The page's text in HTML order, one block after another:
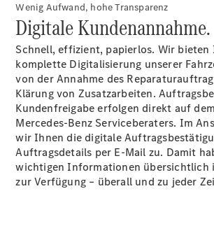
Reifen- und
Komplettradschutz
EU-
Reifenlabel
Transporter-
Service
Wenig Aufwand, hohe Transparenz
Digitale Kundenannahme.
Schnell, effizient, papierlos. Wir bieten
komplette Digitalisierung unserer
von der Annahme des
Klärung von Zusatzarbeiten.
Kundenfreigabe erfolgen direkt auf
Mercedes-Benz Serviceberaters. Im
wir Ihnen die digitale
Auftragsdetails per E-Mail zu. Damit
wichtigen Informationen übersichtlich
zur Verfügung – überall und zu jeder